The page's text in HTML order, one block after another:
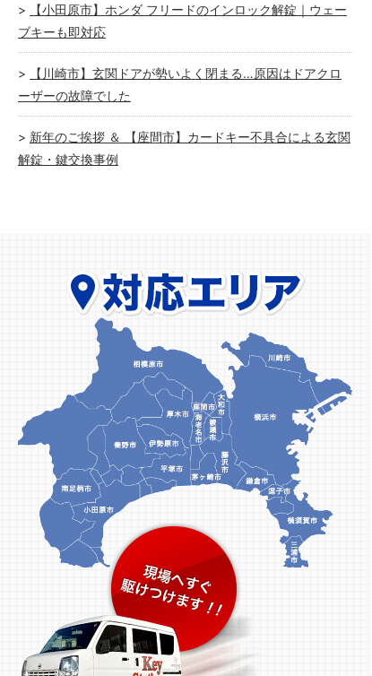
【小田原市】ホンダ フリードのインロック解錠｜ウェー
ブキーも即対応
【川崎市】玄関ドアが勢いよく閉まる…原因はドアクロ
ーザーの故障でした
新年のご挨拶 ＆ 【座間市】カードキー不具合による玄関
解錠・鍵交換事例